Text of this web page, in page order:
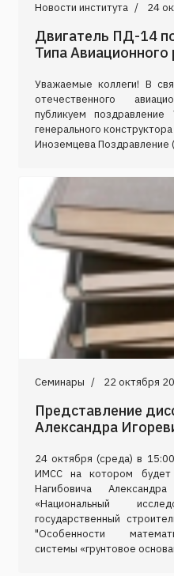
Новости института 24
Двигатель ПД-14
Типа Авиационного
Уважаемые коллеги! В
отечественного
публикуем
генерального
Иноземцева Поздравление
Семинары 22 октября
Представление
Александра
24 октября (среда) в
ИМСС на котором будет
Нагибовича
«Национальный
государственный
"Особенности
системы «грунтовое